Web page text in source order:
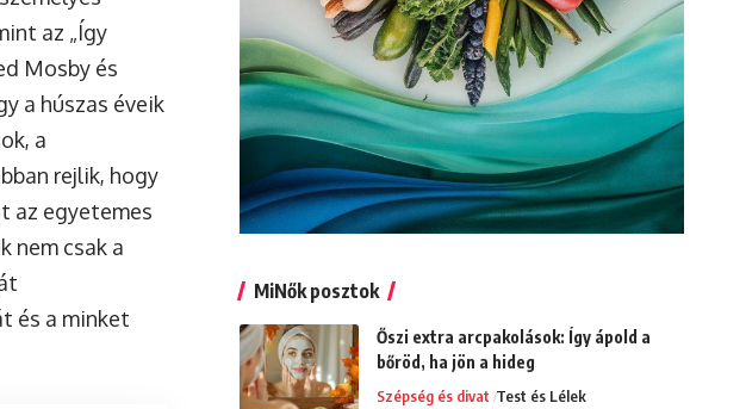
az „Így
Mosby és
a húszas éveik
a
rejlik, hogy
az egyetemes
nem csak a
és a minket
MiNők posztok
Őszi extra arcpakolások: Így ápold a
bőröd, ha jön a hideg
Szépség és divat Test és Lélek